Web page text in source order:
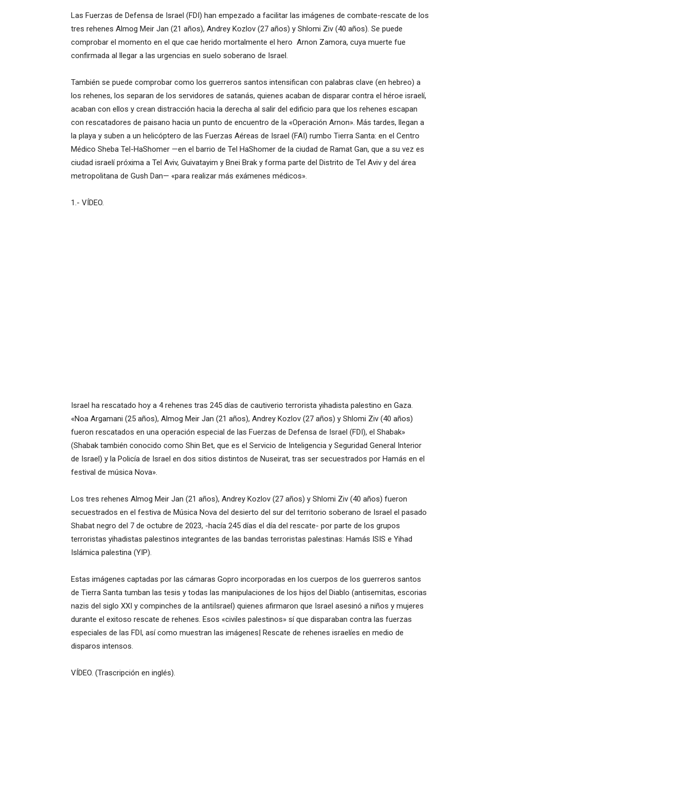
Las Fuerzas de Defensa de Israel (FDI) han empezado a facilitar las imágenes de combate-rescate de los
tres rehenes Almog Meir Jan (21 años), Andrey Kozlov (27 años) y Shlomi Ziv (40 años). Se puede
comprobar el momento en el que cae herido mortalmente el hero Arnon Zamora, cuya muerte fue
confirmada al llegar a las urgencias en suelo soberano de Israel.
También se puede comprobar como los guerreros santos intensifican con palabras clave (en hebreo) a
los rehenes, los separan de los servidores de satanás, quienes acaban de disparar contra el héroe israelí,
acaban con ellos y crean distracción hacia la derecha al salir del edificio para que los rehenes escapan
con rescatadores de paisano hacia un punto de encuentro de la «Operación Arnon». Más tardes, llegan a
la playa y suben a un helicóptero de las Fuerzas Aéreas de Israel (FAI) rumbo Tierra Santa: en el Centro
Médico Sheba Tel-HaShomer —en el barrio de Tel HaShomer de la ciudad de Ramat Gan, que a su vez es
ciudad israelí próxima a Tel Aviv, Guivatayim y Bnei Brak y forma parte del Distrito de Tel Aviv y del área
metropolitana de Gush Dan— «para realizar más exámenes médicos».
1.- VÍDEO.
Israel ha rescatado hoy a 4 rehenes tras 245 días de cautiverio terrorista yihadista palestino en Gaza.
«Noa Argamani (25 años), Almog Meir Jan (21 años), Andrey Kozlov (27 años) y Shlomi Ziv (40 años)
fueron rescatados en una operación especial de las Fuerzas de Defensa de Israel (FDI), el Shabak»
(Shabak también conocido como Shin Bet, que es el Servicio de Inteligencia y Seguridad General Interior
de Israel) y la Policía de Israel en dos sitios distintos de Nuseirat, tras ser secuestrados por Hamás en el
festival de música Nova».
Los tres rehenes Almog Meir Jan (21 años), Andrey Kozlov (27 años) y Shlomi Ziv (40 años) fueron
secuestrados en el festiva de Música Nova del desierto del sur del territorio soberano de Israel el pasado
Shabat negro del 7 de octubre de 2023, -hacía 245 días el día del rescate- por parte de los grupos
terroristas yihadistas palestinos integrantes de las bandas terroristas palestinas: Hamás ISIS e Yihad
Islámica palestina (YIP).
Estas imágenes captadas por las cámaras Gopro incorporadas en los cuerpos de los guerreros santos
de Tierra Santa tumban las tesis y todas las manipulaciones de los hijos del Diablo (antisemitas, escorias
nazis del siglo XXI y compinches de la antiIsrael) quienes afirmaron que Israel asesinó a niños y mujeres
durante el exitoso rescate de rehenes. Esos «civiles palestinos» sí que disparaban contra las fuerzas
especiales de las FDI, así como muestran las imágenes| Rescate de rehenes israelíes en medio de
disparos intensos.
VÍDEO. (Trascripción en inglés).